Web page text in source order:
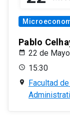
Pablo
22 de
15:30
Facultad